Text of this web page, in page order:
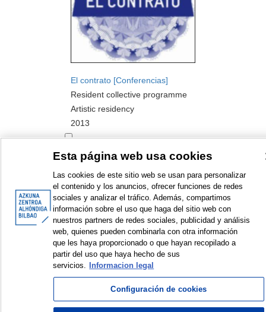
El contrato [Conferencias]
Resident collective programme
Artistic residency
2013
< Items sorted by: 1 to 1 of 1 >
© Azkuna Zentroa - Alhóndiga Bilbao
Esta página web usa cookies
Las cookies de este sitio web se usan para personalizar
el contenido y los anuncios, ofrecer funciones de redes
sociales y analizar el tráfico. Además, compartimos
información sobre el uso que haga del sitio web con
nuestros partners de redes sociales, publicidad y análisis
web, quienes pueden combinarla con otra información
que les haya proporcionado o que hayan recopilado a
partir del uso que haya hecho de sus
servicios.
Informacion legal
Configuración de cookies